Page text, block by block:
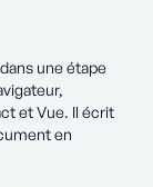
une étape
et Vue. Il écrit
en